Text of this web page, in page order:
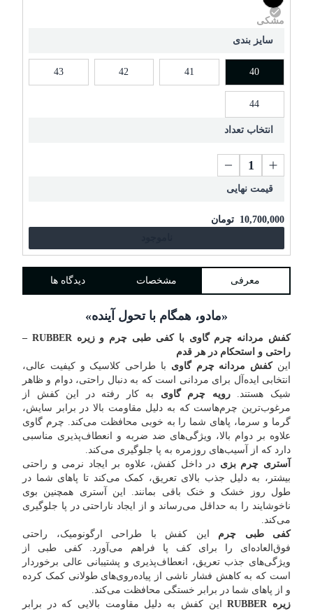
مشکی
سایز بندی
40
41
42
43
44
انتخاب تعداد
قیمت نهایی
10,700,000 تومان
معرفی مشخصات دیدگاه ها
«مادو، همگام با تحول آینده»
کفش مردانه چرم گاوی با کفی طبی چرم و زیره RUBBER –
راحتی و استحکام در هر قدم
اینکفش مردانه چرم گاوی با طراحی کلاسیک و کیفیت عالی،
انتخابی ایده‌آل برای مردانی است که به دنبال راحتی، دوام و ظاهر
شیک هستند.رویه چرم گاوی به کار رفته در این کفش از
مرغوب‌ترین چرم‌هاست که به دلیل مقاومت بالا در برابر سایش،
گرما و سرما، پاهای شما را به خوبی محافظت می‌کند. چرم گاوی
علاوه بر دوام بالا، ویژگی‌های ضد ضربه و انعطاف‌پذیری مناسبی
دارد که از آسیب‌های روزمره به پا جلوگیری می‌کند.
آستری چرم بزی در داخل کفش، علاوه بر ایجاد نرمی و راحتی
بیشتر، به دلیل جذب بالای تعریق، کمک می‌کند تا پاهای شما در
طول روز خشک و خنک باقی بمانند. این آستری همچنین بوی
ناخوشایند را به حداقل می‌رساند و از ایجاد ناراحتی در پا جلوگیری
می‌کند.
کفی طبی چرم این کفش با طراحی ارگونومیک، راحتی
فوق‌العاده‌ای را برای کف پا فراهم می‌آورد. کفی طبی از
ویژگی‌های جذب تعریق، انعطاف‌پذیری و پشتیبانی عالی برخوردار
است که به کاهش فشار ناشی از پیاده‌روی‌های طولانی کمک کرده
و از پاهای شما در برابر خستگی محافظت می‌کند.
زیره RUBBER
این کفش به دلیل مقاومت بالایی که در برابر